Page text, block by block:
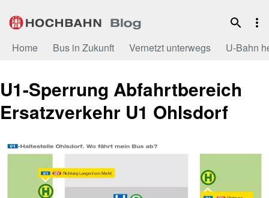
Inhalt
Home Bus in Zukunft Vernetzt unterwegs U-Bahn
U1-Sperrung Abfahrtbereich
Ersatzverkehr U1 Ohlsdorf